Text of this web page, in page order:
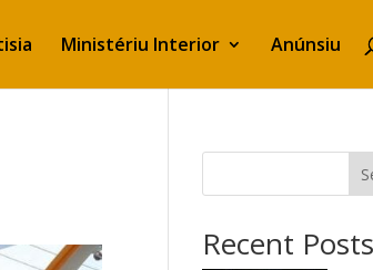
Ministériu Interior Anúnsiu
Recent Posts